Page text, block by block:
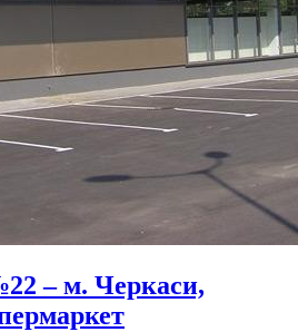
– м. Черкаси,